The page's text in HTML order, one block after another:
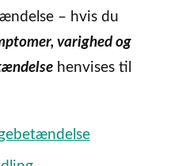
– hvis du
varighed og
henvises til